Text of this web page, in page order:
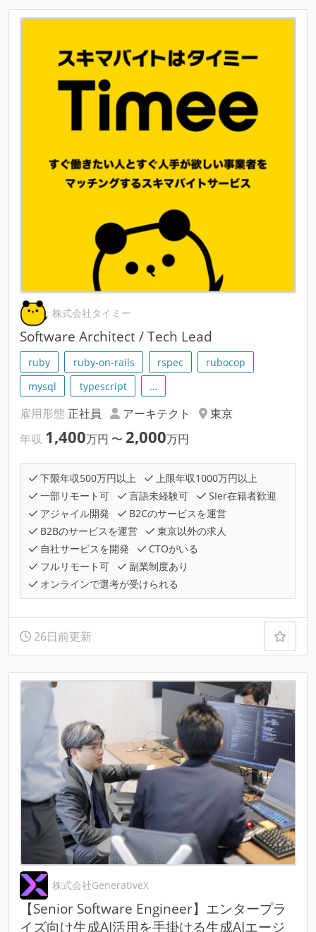
株式会社タイミー
Software Architect / Tech Lead
ruby ruby-on-rails rspec
rubocop
mysql
typescript …
雇用形態 正社員 アーキテクト
東京
年収 1,400万円 〜 2,000万円
下限年収500万円以上
上限年収1000万円以上
一部リモート可
言語未経験可
SIer在籍者歓迎
アジャイル開発
B2Cのサービスを運営
B2Bのサービスを運営
東京以外の求人
自社サービスを開発
CTOがいる
フルリモート可
副業制度あり
オンラインで選考が受けられる
26日前更新
株式会社GenerativeX
【Senior Software Engineer】エンタープラ
イズ向け生成AI活用を手掛ける生成AIエージ